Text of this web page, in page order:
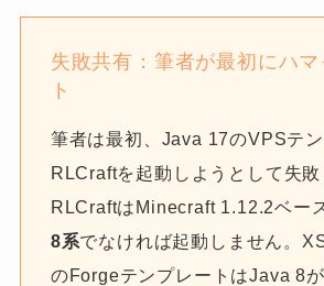
失敗共有：筆者が最初にハ
ト
筆者は最初、Java 17のVPSテ
RLCraftを起動しようとして失敗
RLCraftはMinecraft 1.12.2ベー
8系でなければ起動しません。
のForgeテンプレートはJava 8